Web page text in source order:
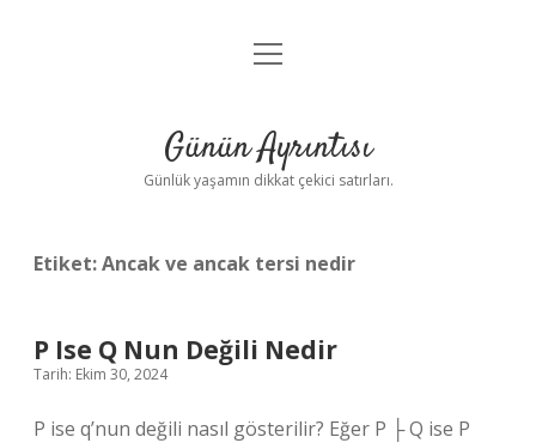
Anasayfa
Yasal Uyarı
menüyü
Günün Ayrıntısı
Günlük yaşamın dikkat çekici satırları.
Etiket:Ancak ve ancak tersi nedir
P Ise Q Nun Değili Nedir
Tarih: Ekim 30, 2024
P ise q’nun değili nasıl gösterilir? Eğer P ├ Q ise P